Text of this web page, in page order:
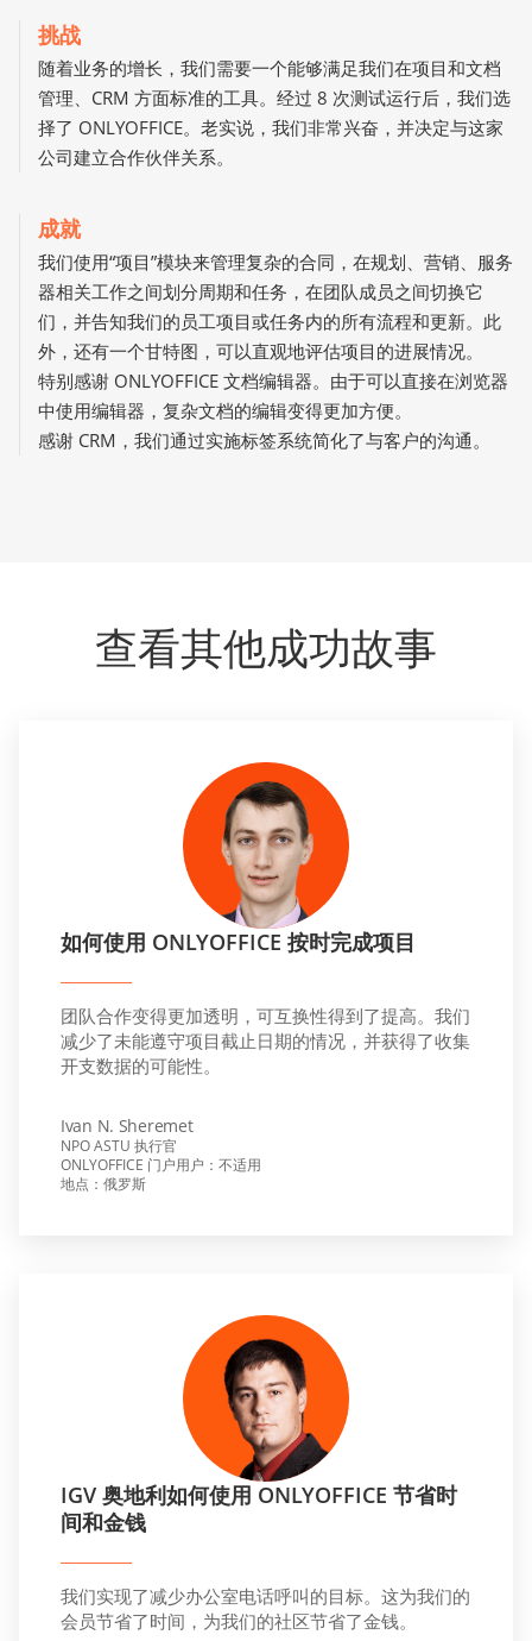
挑战
随着业务的增长，我们需要一个能够满足我们在项目和文档
管理、CRM 方面标准的工具。经过 8 次测试运行后，我们选
择了 ONLYOFFICE。老实说，我们非常兴奋，并决定与这家
公司建立合作伙伴关系。
成就
我们使用“项目”模块来管理复杂的合同，在规划、营销、服务
器相关工作之间划分周期和任务，在团队成员之间切换它
们，并告知我们的员工项目或任务内的所有流程和更新。此
外，还有一个甘特图，可以直观地评估项目的进展情况。
特别感谢 ONLYOFFICE 文档编辑器。由于可以直接在浏览器
中使用编辑器，复杂文档的编辑变得更加方便。
感谢 CRM，我们通过实施标签系统简化了与客户的沟通。
查看其他成功故事
如何使用 ONLYOFFICE 按时完成项目
团队合作变得更加透明，可互换性得到了提高。我们
减少了未能遵守项目截止日期的情况，并获得了收集
开支数据的可能性。
Ivan N. Sheremet
NPO ASTU 执行官
ONLYOFFICE 门户用户：不适用
地点：俄罗斯
IGV 奥地利如何使用 ONLYOFFICE 节省时
间和金钱
我们实现了减少办公室电话呼叫的目标。这为我们的
会员节省了时间，为我们的社区节省了金钱。